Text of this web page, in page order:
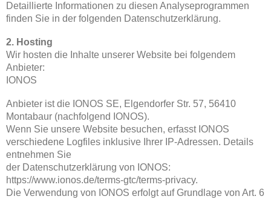
Detaillierte Informationen zu diesen Analyseprogrammen
finden Sie in der folgenden Datenschutzerklärung.
2. Hosting
Wir hosten die Inhalte unserer Website bei folgendem
Anbieter:
IONOS
Anbieter ist die IONOS SE, Elgendorfer Str. 57, 56410
Montabaur (nachfolgend IONOS).
Wenn Sie unsere Website besuchen, erfasst IONOS
verschiedene Logfiles inklusive Ihrer IP-Adressen. Details
entnehmen Sie
der Datenschutzerklärung von IONOS:
https://www.ionos.de/terms-gtc/terms-privacy.
Die Verwendung von IONOS erfolgt auf Grundlage von Art. 6